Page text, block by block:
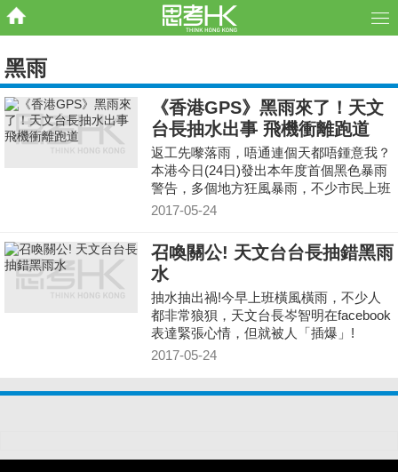
黑雨
《香港GPS》黑雨來了！天文
台長抽水出事 飛機衝離跑道
返工先嚟落雨，唔通連個天都唔鍾意我？
本港今日(24日)發出本年度首個黑色暴雨
警告，多個地方狂風暴雨，不少市民上班
上學時，即使有帶雨傘都濕晒！
2017-05-24
召喚關公! 天文台台長抽錯黑雨
水
抽水抽出禍!今早上班橫風橫雨，不少人
都非常狼狽，天文台長岑智明在facebook
表達緊張心情，但就被人「插爆」!
2017-05-24